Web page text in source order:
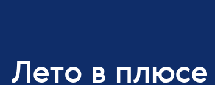
Лето в плюсе